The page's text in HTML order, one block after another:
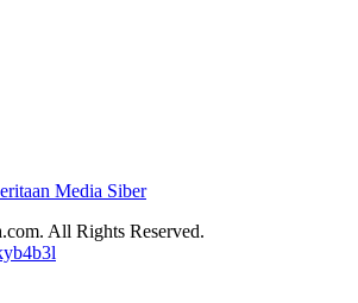
Media Siber
All Rights Reserved.